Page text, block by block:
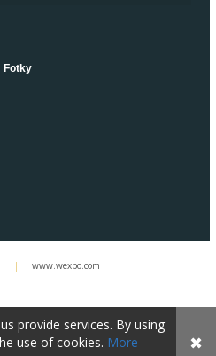
Fotky
| www.wexbo.com
provide services. By using
use of cookies. More
✖